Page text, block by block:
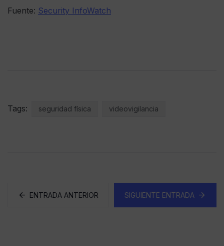
Fuente: Security InfoWatch
Tags: seguridad física videovigilancia
ENTRADA ANTERIOR SIGUIENTE ENTRADA